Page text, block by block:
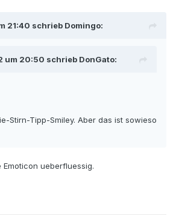
21:40 schrieb Domingo:
um 20:50 schrieb DonGato:
Stirn-Tipp-Smiley. Aber das ist sowieso
ueberfluessig.